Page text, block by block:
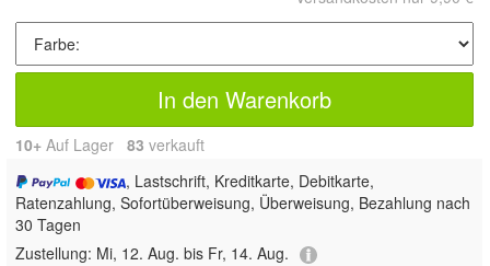
In den Warenkorb
10+ Auf Lager 83 verkauft
, Lastschrift, Kreditkarte, Debitkarte,
Ratenzahlung, Sofortüberweisung, Überweisung, Bezahlung nach
30 Tagen
Zustellung: Mi, 12. Aug. bis Fr, 14. Aug.